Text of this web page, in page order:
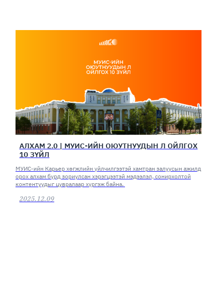
АЛХАМ 2.0 | МУИС-ИЙН ОЮУТНУУДЫН Л ОЙЛГОХ
10 ЗҮЙЛ
МУИС-ийн Карьер хөгжлийн үйлчилгээтэй хамтран залуусын ажилд
орох алхам бүрд зориулсан хэрэгцээтэй мэдээлэл, сонирхолтой
контентуудыг цувралаар хүргэж байна.
2025.12.09